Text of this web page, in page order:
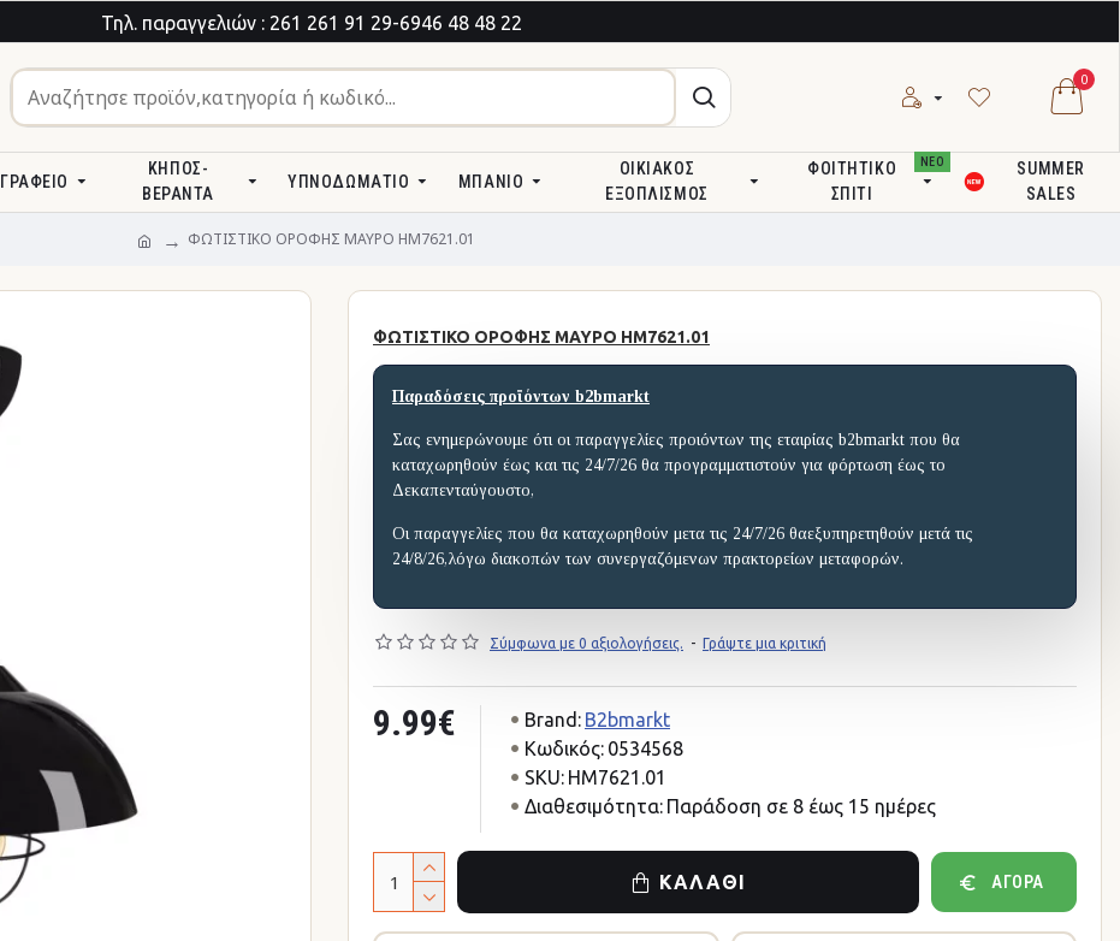
Τηλ. παραγγελιών : 261 261 91 29-6946 48 48 22
0
ΓΡΑΦΕΊΟ
ΚΉΠΟΣ-
ΒΕΡΆΝΤΑ
ΥΠΝΟΔΩΜΆΤΙΟ ΜΠΆΝΙΟ
ΟΙΚΙΑΚΌΣ
ΕΞΟΠΛΙΣΜΌΣ
ΦΟΙΤΗΤΙΚΌ
ΣΠΊΤΙ
ΝΕΟ
SUMMER
SALES
ΦΩΤΙΣΤΙΚΟ ΟΡΟΦΗΣ ΜΑΥΡΟ HM7621.01
ΦΩΤΙΣΤΙΚΟ ΟΡΟΦΗΣ ΜΑΥΡΟ HM7621.01
Παραδόσεις προϊόντων b2bmarkt
Σας ενημερώνουμε ότι οι παραγγελίες προιόντων της εταιρίας b2bmarkt που θα
καταχωρηθούν έως και τις 24/7/26 θα προγραμματιστούν για φόρτωση έως το
Δεκαπενταύγουστο,
Οι παραγγελίες που θα καταχωρηθούν μετα τις 24/7/26 θαεξυπηρετηθούν μετά τις
24/8/26,λόγω διακοπών των συνεργαζόμενων πρακτορείων μεταφορών.
Σύμφωνα με 0 αξιολογήσεις. - Γράψτε μια κριτική
9.99€ Brand: B2bmarkt
Κωδικός: 0534568
SKU: HM7621.01
Διαθεσιμότητα: Παράδοση σε 8 έως 15 ημέρες
ΚΑΛΆΘΙ ΑΓΟΡΆ